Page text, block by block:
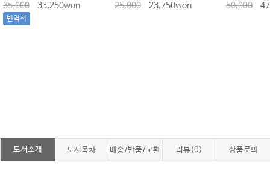
35,000
33,250won
번역서
25,000
23,750won
50,000
도서소개 도서목차 배송/반품/교환 리뷰(0) 상품문의